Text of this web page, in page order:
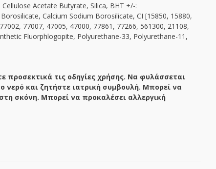
Acetate Butyrate, Silica, BHT +/-:
Calcium Sodium Borosilicate, CI [15850, 15880,
77007, 47005, 47000, 77861, 77266, 561300, 21108,
Fluorphlogopite, Polyurethane-33, Polyurethane-11,
τις οδηγίες χρήσης. Να φυλάσσεται
και ζητήστε ιατρική συμβουλή. Μπορεί να
σκόνη. Μπορεί να προκαλέσει αλλεργική